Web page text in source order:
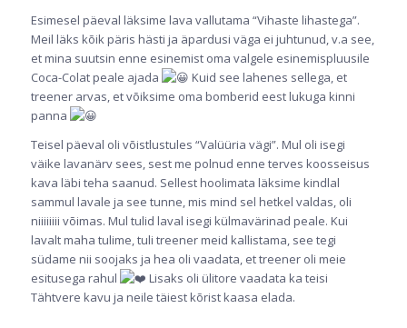
Esimesel päeval läksime lava vallutama “Vihaste lihastega”.
Meil läks kõik päris hästi ja äpardusi väga ei juhtunud, v.a see,
et mina suutsin enne esinemist oma valgele esinemispluusile
Coca-Colat peale ajada
Kuid see lahenes sellega, et
treener arvas, et võiksime oma bomberid eest lukuga kinni
panna
Teisel päeval oli võistlustules “Valüüria vägi”. Mul oli isegi
väike lavanärv sees, sest me polnud enne terves koosseisus
kava läbi teha saanud. Sellest hoolimata läksime kindlal
sammul lavale ja see tunne, mis mind sel hetkel valdas, oli
niiiiiiii võimas. Mul tulid laval isegi külmavärinad peale. Kui
lavalt maha tulime, tuli treener meid kallistama, see tegi
südame nii soojaks ja hea oli vaadata, et treener oli meie
esitusega rahul
Lisaks oli ülitore vaadata ka teisi
Tähtvere kavu ja neile täiest kõrist kaasa elada.